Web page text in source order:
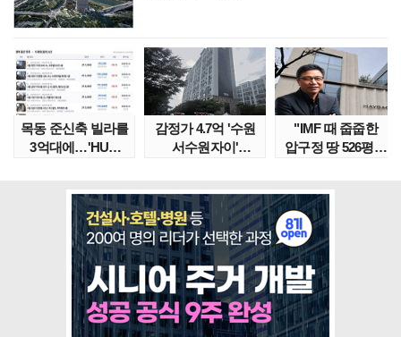
목동 준신축 빌라를
3억대에…'HUG
감정가 4.7억 '수원
서수원자이'
"IMF 때 줍줍한
압구정 땅 526평의